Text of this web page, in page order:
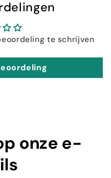
te schrijven
onze e-